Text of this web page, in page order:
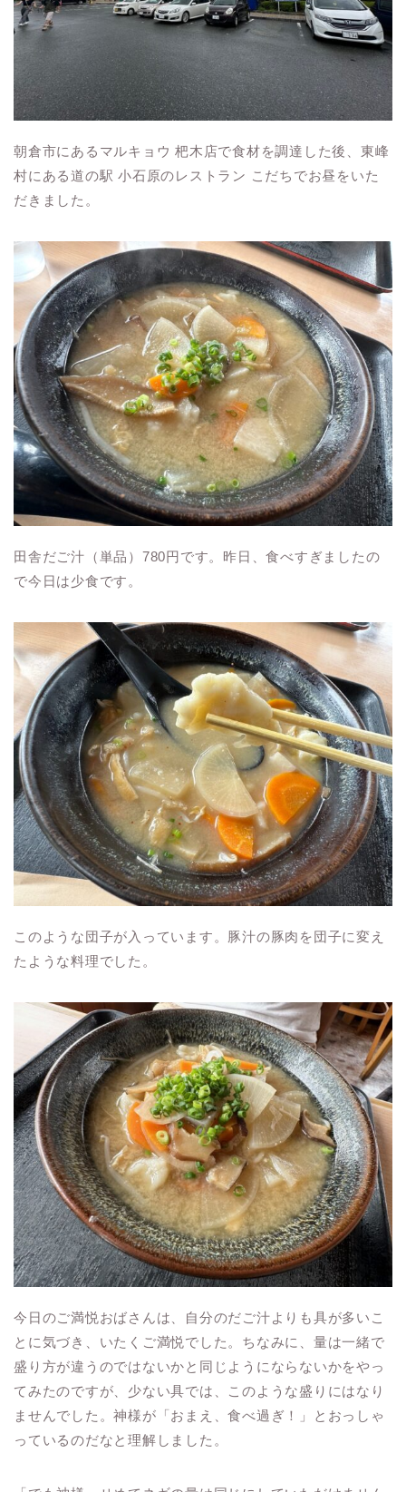
朝倉市にあるマルキョウ 杷木店で食材を調達した後、東峰
村にある道の駅 小石原のレストラン こだちでお昼をいた
だきました。
田舎だご汁（単品）780円です。昨日、食べすぎましたの
で今日は少食です。
このような団子が入っています。豚汁の豚肉を団子に変え
たような料理でした。
今日のご満悦おばさんは、自分のだご汁よりも具が多いこ
とに気づき、いたくご満悦でした。ちなみに、量は一緒で
盛り方が違うのではないかと同じようにならないかをやっ
てみたのですが、少ない具では、このような盛りにはなり
ませんでした。神様が「おまえ、食べ過ぎ！」とおっしゃ
っているのだなと理解しました。